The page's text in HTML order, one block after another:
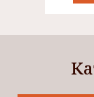
Шубы из